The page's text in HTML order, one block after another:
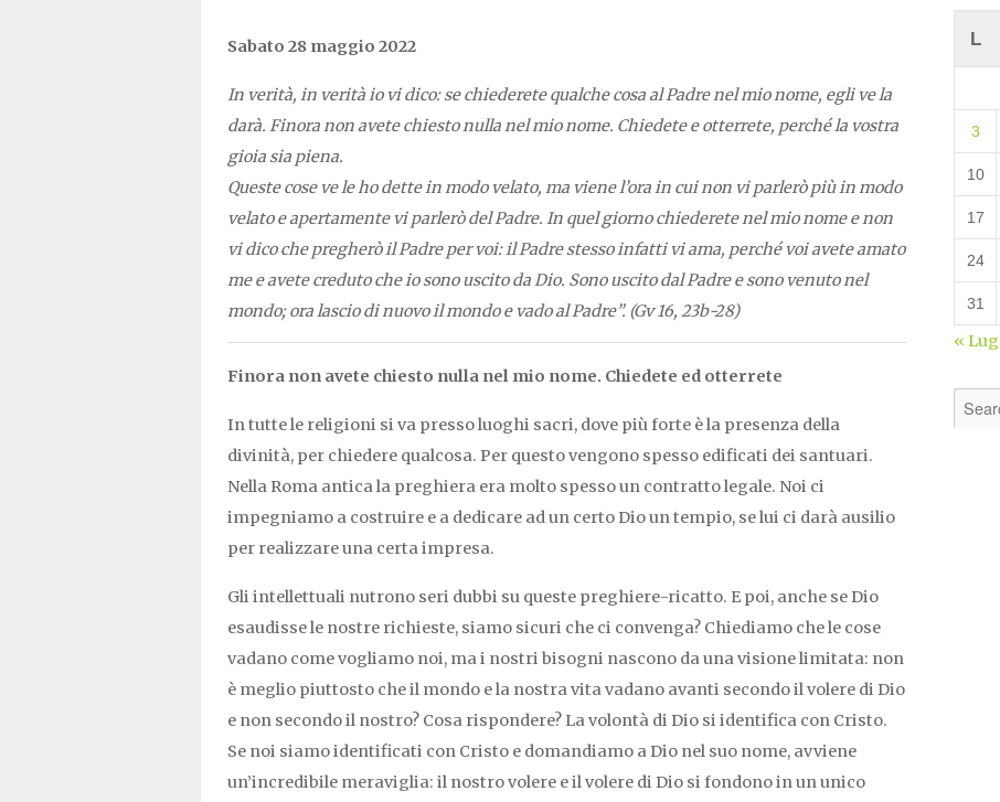
Sabato 28 maggio 2022
In verità, in verità io vi dico: se chiederete qualche cosa al Padre nel mio nome, egli ve la
darà. Finora non avete chiesto nulla nel mio nome. Chiedete e otterrete, perché la vostra
gioia sia piena.
Queste cose ve le ho dette in modo velato, ma viene l’ora in cui non vi parlerò più in modo
velato e apertamente vi parlerò del Padre. In quel giorno chiederete nel mio nome e non
vi dico che pregherò il Padre per voi: il Padre stesso infatti vi ama, perché voi avete amato
me e avete creduto che io sono uscito da Dio. Sono uscito dal Padre e sono venuto nel
mondo; ora lascio di nuovo il mondo e vado al Padre”. (Gv 16, 23b-28)
Finora non avete chiesto nulla nel mio nome. Chiedete ed otterrete
In tutte le religioni si va presso luoghi sacri, dove più forte è la presenza della
divinità, per chiedere qualcosa. Per questo vengono spesso edificati dei santuari.
Nella Roma antica la preghiera era molto spesso un contratto legale. Noi ci
impegniamo a costruire e a dedicare ad un certo Dio un tempio, se lui ci darà ausilio
per realizzare una certa impresa.
Gli intellettuali nutrono seri dubbi su queste preghiere-ricatto. E poi, anche se Dio
esaudisse le nostre richieste, siamo sicuri che ci convenga? Chiediamo che le cose
vadano come vogliamo noi, ma i nostri bisogni nascono da una visione limitata: non
è meglio piuttosto che il mondo e la nostra vita vadano avanti secondo il volere di Dio
e non secondo il nostro? Cosa rispondere? La volontà di Dio si identifica con Cristo.
Se noi siamo identificati con Cristo e domandiamo a Dio nel suo nome, avviene
un’incredibile meraviglia: il nostro volere e il volere di Dio si fondono in un unico
L
3
10
17
24
31
« Lug